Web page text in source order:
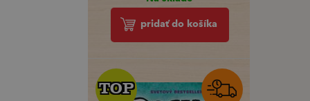
pridať do košíka
TOP
TOP